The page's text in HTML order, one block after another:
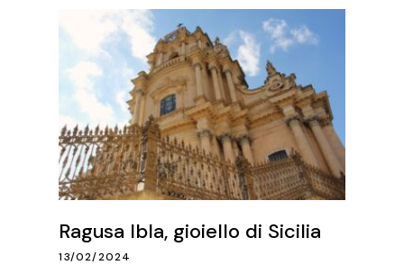
Ragusa Ibla, gioiello di Sicilia
13/02/2024